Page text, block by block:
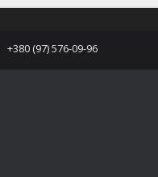
+380 (97) 576-09-96